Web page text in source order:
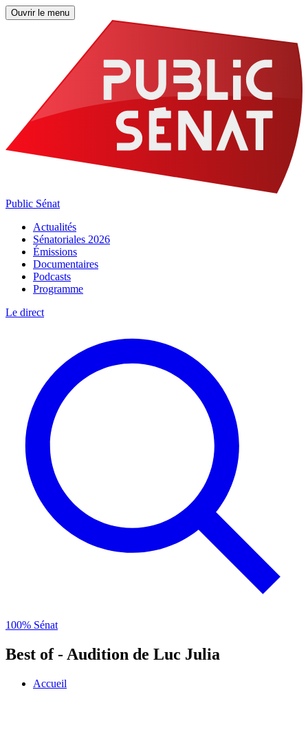
Ouvrir le menu
Public Sénat
Actualités
Sénatoriales 2026
Émissions
Documentaires
Podcasts
Programme
Le direct
100% Sénat
Best of - Audition de Luc Julia
Accueil